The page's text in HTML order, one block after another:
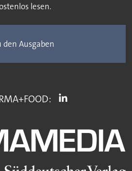
lesen.
den Ausgaben